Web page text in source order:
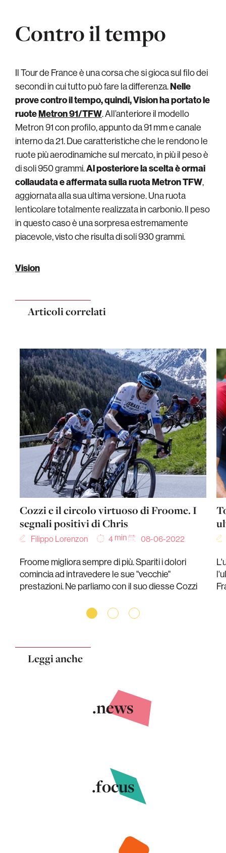
Contro il tempo
Il Tour de France è una corsa che si gioca sul filo dei
secondi in cui tutto può fare la differenza.Nelle
prove contro il tempo, quindi, Vision ha portato le
ruoteMetron 91/TFW. All’anteriore il modello
Metron 91 con profilo, appunto da 91 mm e canale
interno da 21. Due caratteristiche che le rendono le
ruote più aerodinamiche sul mercato, in più il peso è
di soli 950 grammi.Al posteriore la scelta è ormai
collaudata e affermata sulla ruota Metron TFW,
aggiornata alla sua ultima versione. Una ruota
lenticolare totalmente realizzata in carbonio. Il peso
in questo caso è una sorpresa estremamente
piacevole, visto che risulta di soli 930 grammi.
Vision
Articoli correlati
Cozzi e il circolo virtuoso di Froome. I
segnali positivi di Chris
Filippo Lorenzon 4 min 08-06-2022
Froome migliora sempre di più. Spariti i dolori
comincia ad intravedere le sue "vecchie"
prestazioni. Ne parliamo con il suo diesse Cozzi
Leggi anche
.news
.focus